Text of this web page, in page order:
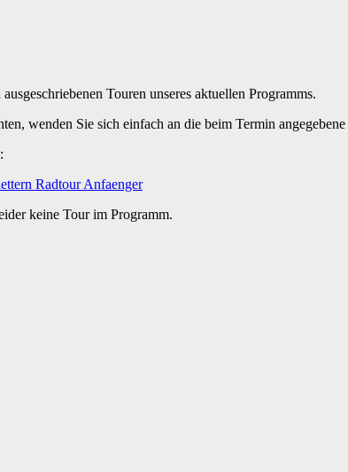
Touren unseres aktuellen Programms.
wenden Sie sich einfach an die beim Termin angegebene
RadtourAnfaenger
keine Tour im Programm.